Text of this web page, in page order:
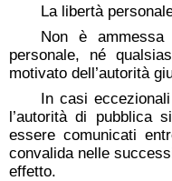
La libertà
Non è
personale, né
motivato dell’autorità
In casi
l’autorità di pubblica
essere comunicati
convalida nelle
effetto.